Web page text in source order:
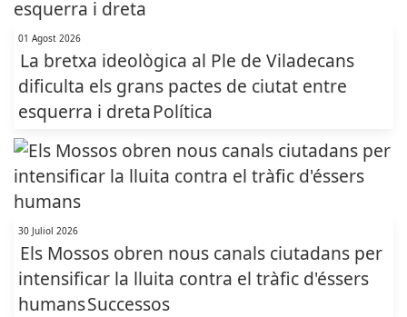
01 Agost 2026
La bretxa ideològica al Ple de Viladecans
dificulta els grans pactes de ciutat entre
esquerra i dretaPolítica
30 Juliol 2026
Els Mossos obren nous canals ciutadans per
intensificar la lluita contra el tràfic d'éssers
humansSuccessos